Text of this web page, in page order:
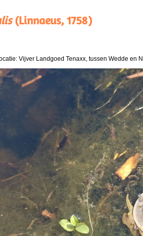
(Linnaeus, 1758)
Vijver Landgoed Tenaxx, tussen Wedde en